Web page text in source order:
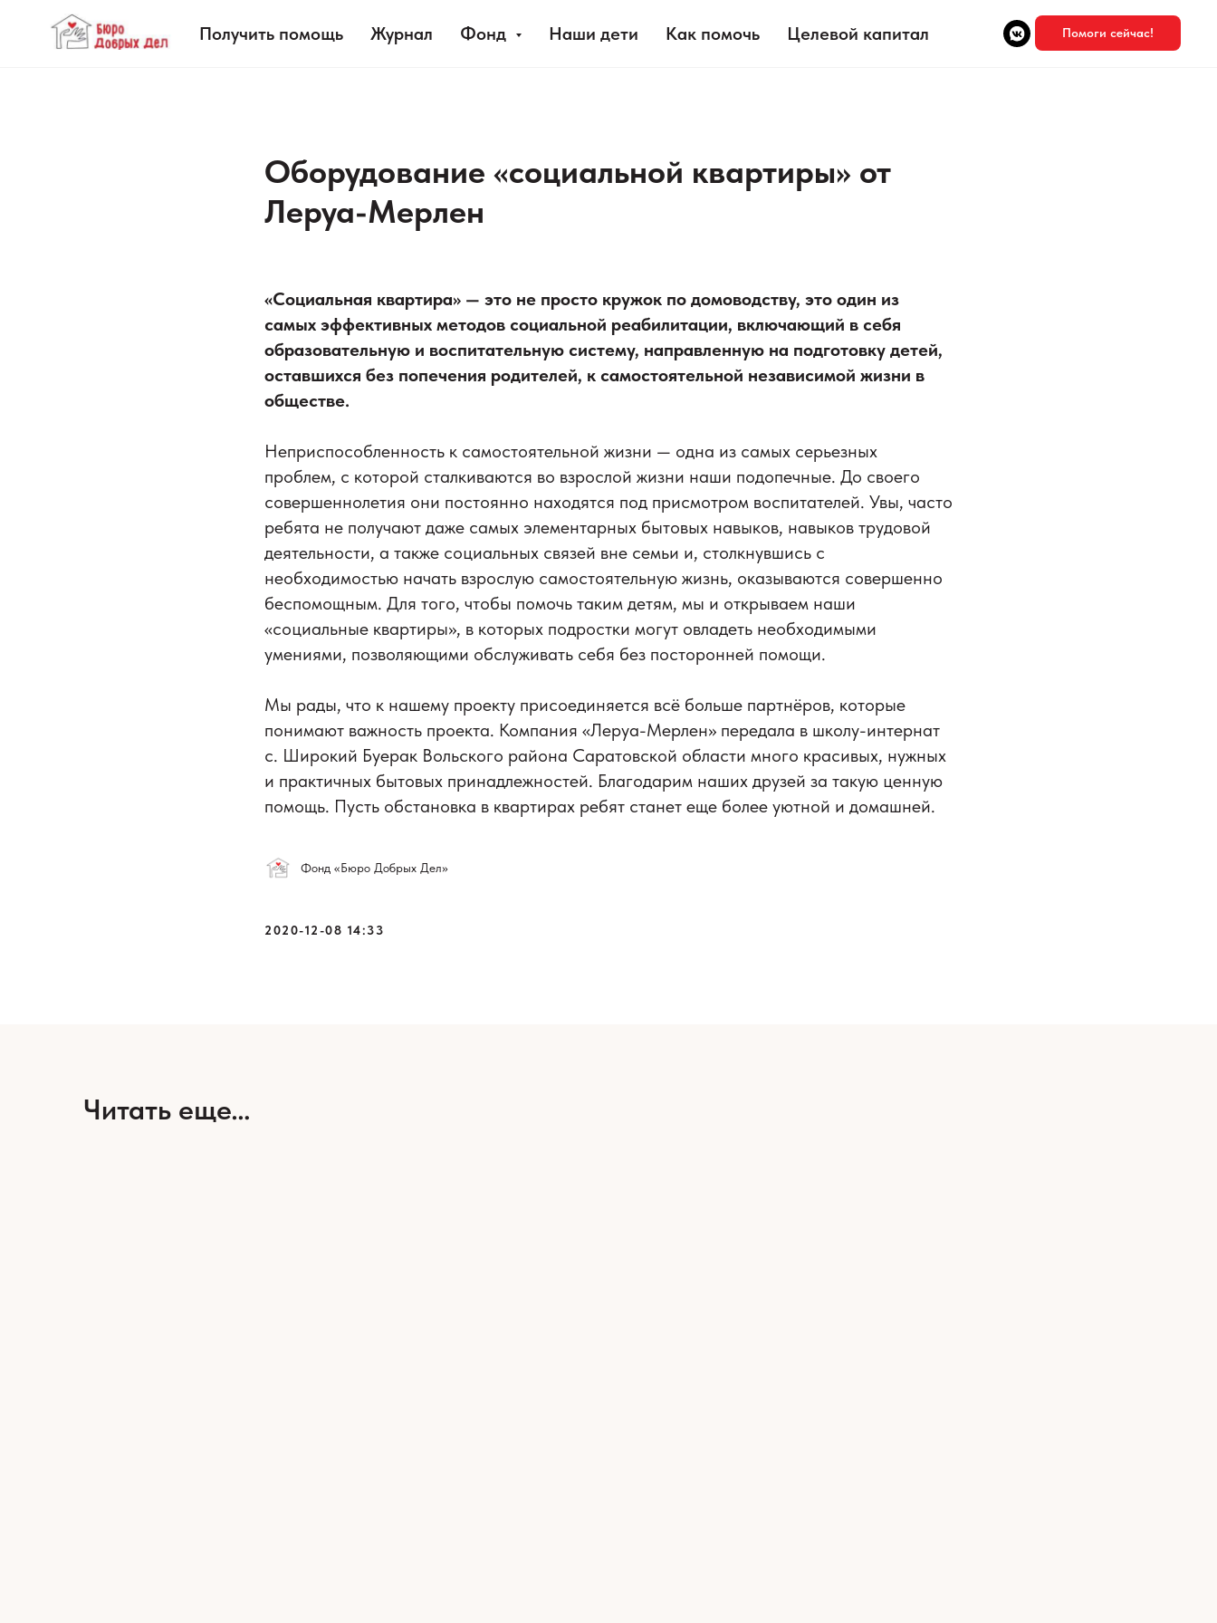
Получить помощь Журнал Фонд Наши дети Как помочь Целевой капитал Помоги сейчас!
Оборудование «социальной квартиры» от
Леруа-Мерлен
«Социальная квартира» — это не просто кружок по домоводству, это один из
самых эффективных методов социальной реабилитации, включающий в себя
образовательную и воспитательную систему, направленную на подготовку детей,
оставшихся без попечения родителей, к самостоятельной независимой жизни в
обществе.
Неприспособленность к самостоятельной жизни — одна из самых серьезных
проблем, с которой сталкиваются во взрослой жизни наши подопечные. До своего
совершеннолетия они постоянно находятся под присмотром воспитателей. Увы, часто
ребята не получают даже самых элементарных бытовых навыков, навыков трудовой
деятельности, а также социальных связей вне семьи и, столкнувшись с
необходимостью начать взрослую самостоятельную жизнь, оказываются совершенно
беспомощным. Для того, чтобы помочь таким детям, мы и открываем наши
«социальные квартиры», в которых подростки могут овладеть необходимыми
умениями, позволяющими обслуживать себя без посторонней помощи.
Мы рады, что к нашему проекту присоединяется всё больше партнёров, которые
понимают важность проекта. Компания «Леруа-Мерлен» передала в школу-интернат
с. Широкий Буерак Вольского района Саратовской области много красивых, нужных
и практичных бытовых принадлежностей. Благодарим наших друзей за такую ценную
помощь. Пусть обстановка в квартирах ребят станет еще более уютной и домашней.
Фонд «Бюро Добрых Дел»
2020-12-08 14:33
Читать еще…